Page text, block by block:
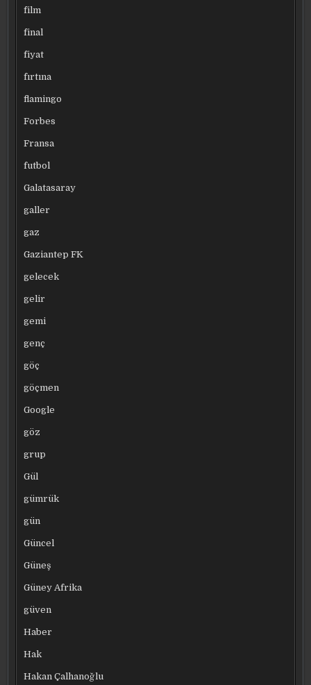
film
final
fiyat
fırtına
flamingo
Forbes
Fransa
futbol
Galatasaray
galler
gaz
Gaziantep FK
gelecek
gelir
gemi
genç
göç
göçmen
Google
göz
grup
Gül
gümrük
gün
Güncel
Güneş
Güney Afrika
güven
Haber
Hak
Hakan Çalhanoğlu